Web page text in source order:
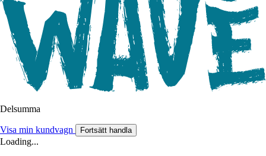
Delsumma
Visa min kundvagn Fortsätt handla
Loading...